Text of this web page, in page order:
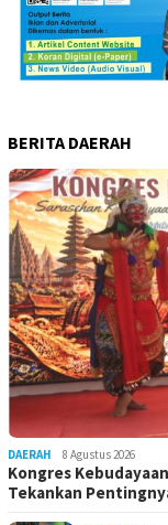
BERITA DAERAH
DAERAH 8 Agustus 2026
Kongres
Tekankan